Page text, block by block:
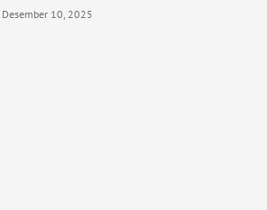
Desember 10, 2025